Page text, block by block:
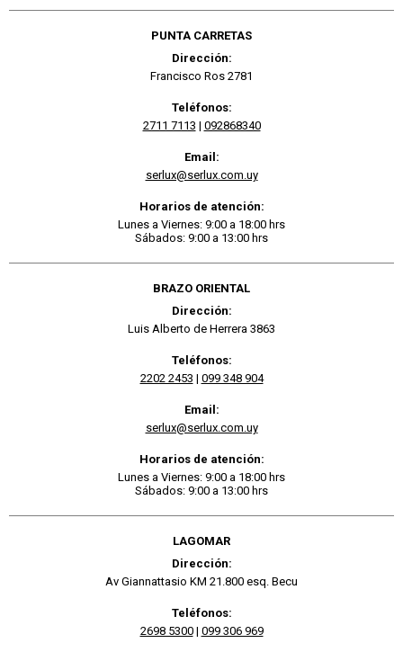
PUNTA CARRETAS
Dirección:
Francisco Ros 2781
Teléfonos:
2711 7113 | 092868340
Email:
serlux@serlux.com.uy
Horarios de atención:
Lunes a Viernes: 9:00 a 18:00 hrs
Sábados: 9:00 a 13:00 hrs
BRAZO ORIENTAL
Dirección:
Luis Alberto de Herrera 3863
Teléfonos:
2202 2453 | 099 348 904
Email:
serlux@serlux.com.uy
Horarios de atención:
Lunes a Viernes: 9:00 a 18:00 hrs
Sábados: 9:00 a 13:00 hrs
LAGOMAR
Dirección:
Av Giannattasio KM 21.800 esq. Becu
Teléfonos:
2698 5300| 099 306 969